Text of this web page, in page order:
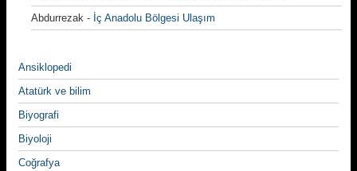
Abdurrezak - İç Anadolu Bölgesi Ulaşım
Ansiklopedi
Atatürk ve bilim
Biyografi
Biyoloji
Coğrafya